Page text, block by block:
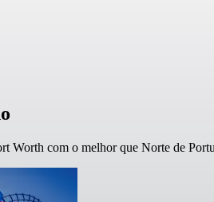
Worth com o melhor que Norte de